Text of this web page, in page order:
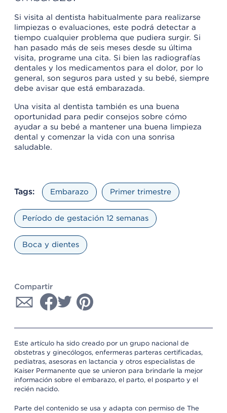
Si visita al dentista habitualmente para realizarse
limpiezas o evaluaciones, este podrá detectar a
tiempo cualquier problema que pudiera surgir. Si
han pasado más de seis meses desde su última
visita, programe una cita. Si bien las radiografías
dentales y los medicamentos para el dolor, por lo
general, son seguros para usted y su bebé, siempre
debe avisar que está embarazada.
Una visita al dentista también es una buena
oportunidad para pedir consejos sobre cómo
ayudar a su bebé a mantener una buena limpieza
dental y comenzar la vida con una sonrisa
saludable.
Tags: Embarazo Primer trimestre
Período de gestación 12 semanas
Boca y dientes
Compartir
Este artículo ha sido creado por un grupo nacional de
obstetras y ginecólogos, enfermeras parteras certificadas,
pediatras, asesoras en lactancia y otros especialistas de
Kaiser Permanente que se unieron para brindarle la mejor
información sobre el embarazo, el parto, el posparto y el
recién nacido.
Parte del contenido se usa y adapta con permiso de The